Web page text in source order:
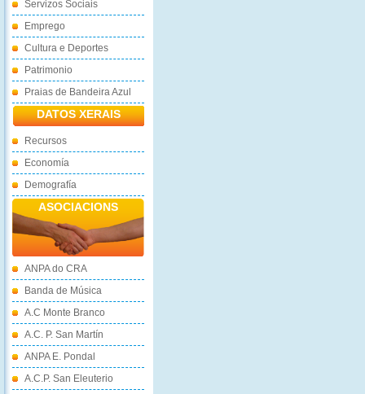
Servizos Sociais
Emprego
Cultura e Deportes
Patrimonio
Praias de Bandeira Azul
DATOS XERAIS
Recursos
Economía
Demografía
ASOCIACIONS
ANPA do CRA
Banda de Música
A.C Monte Branco
A.C. P. San Martín
ANPA E. Pondal
A.C.P. San Eleuterio